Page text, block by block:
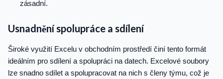
zásadní.
Usnadnění spolupráce a sdílení
Široké využití Excelu v obchodním prostředí činí tento formát
ideálním pro sdílení a spolupráci na datech. Excelové soubory
lze snadno sdílet a spolupracovat na nich s členy týmu, což je